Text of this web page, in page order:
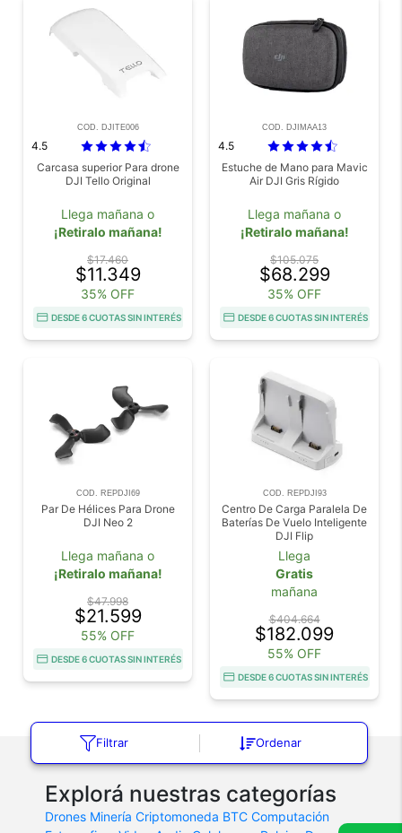
Filtrar Ordenar
COD. DJITE006
4.5
Carcasa superior Para drone
DJI Tello Original
Llega mañana o
¡Retiralo mañana!
$17.460
$11.349
35% OFF
DESDE 6 CUOTAS SIN INTERÉS
COD. DJIMAA13
4.5
Estuche de Mano para Mavic
Air DJI Gris Rígido
Llega mañana o
¡Retiralo mañana!
$105.075
$68.299
35% OFF
DESDE 6 CUOTAS SIN INTERÉS
COD. REPDJI69
Par De Hélices Para Drone
DJI Neo 2
Llega mañana o
¡Retiralo mañana!
$47.998
$21.599
55% OFF
DESDE 6 CUOTAS SIN INTERÉS
COD. REPDJI93
Centro De Carga Paralela De
Baterías De Vuelo Inteligente
DJI Flip
Llega
Gratis
mañana
$404.664
$182.099
55% OFF
DESDE 6 CUOTAS SIN INTERÉS
Explorá nuestras categorías
Drones Minería Criptomoneda BTC Computación